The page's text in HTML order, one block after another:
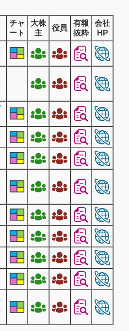
チャ
ート
大株
主
役員
有報
抜粋
会社
HP